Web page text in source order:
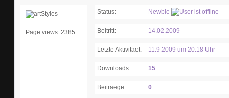
Page views: 2385
Status: Newbie
Beitritt: 14.02.2009
Letzte Aktivitaet: 11.9.2009 um 20:18 Uhr
Downloads: 15
Beitraege: 0